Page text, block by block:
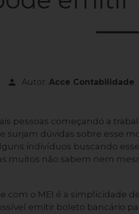
person Autor: Acce Contabilidade
pessoas começando a
surjam dúvidas sobre esse
indivíduos buscando
muitos não sabem nem
com o MEI é a simplicidade
emitir boleto bancário